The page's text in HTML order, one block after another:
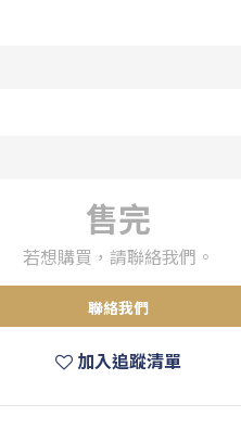
售完
若想購買，請聯絡我們。
聯絡我們
加入追蹤清單